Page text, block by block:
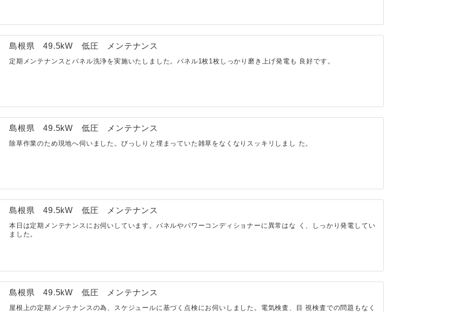
島根県 49.5kW 低圧 メンテナンス
定期メンテナンスとパネル洗浄を実施いたしました。パネル1枚1枚しっかり磨き上げ発電も 良好です。
島根県 49.5kW 低圧 メンテナンス
除草作業のため現地へ伺いました。びっしりと埋まっていた雑草をなくなりスッキリしまし た。
島根県 49.5kW 低圧 メンテナンス
本日は定期メンテナンスにお伺いしています。パネルやパワーコンディショナーに異常はな く、しっかり発電してい
ました。
島根県 49.5kW 低圧 メンテナンス
屋根上の定期メンテナンスの為、スケジュールに基づく点検にお伺いしました。電気検査、目 視検査での問題もなく